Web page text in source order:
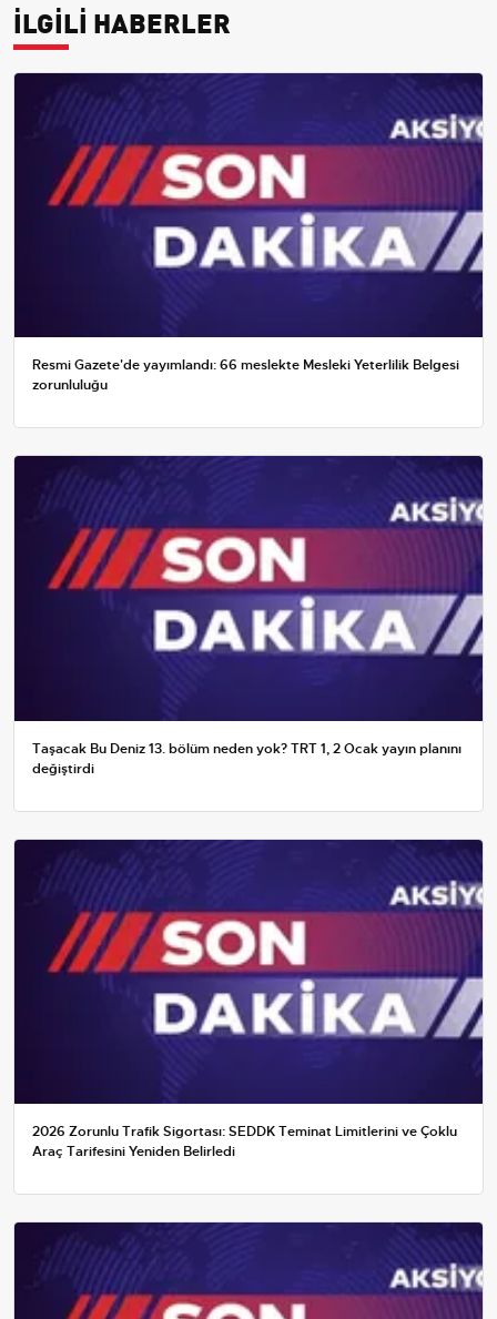
İLGİLİ HABERLER
Resmi Gazete'de yayımlandı: 66 meslekte Mesleki Yeterlilik Belgesi
zorunluluğu
Taşacak Bu Deniz 13. bölüm neden yok? TRT 1, 2 Ocak yayın planını
değiştirdi
2026 Zorunlu Trafik Sigortası: SEDDK Teminat Limitlerini ve Çoklu
Araç Tarifesini Yeniden Belirledi